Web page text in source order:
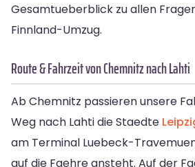
Gesamtueberblick zu allen
Finnland-Umzug.
Route & Fahrzeit von Chemnitz nach Lahti
Ab Chemnitz passieren unsere
Weg nach Lahti die Staedte
am Terminal Luebeck-
auf die Faehre ansteht. Auf der